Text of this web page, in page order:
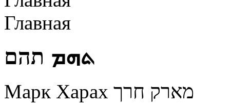
Главная
ܬܗܡ תהם
Марк Харах מארק חרך